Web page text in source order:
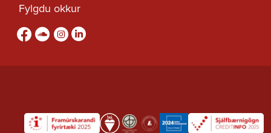
Tilboð - ársfj 4. 2020
Fylgdu okkur
Fylgdu okkur á Facebook
sound-cloud
Fylgdu okkur á Instagram
Fylgdu okkur á Linkedin